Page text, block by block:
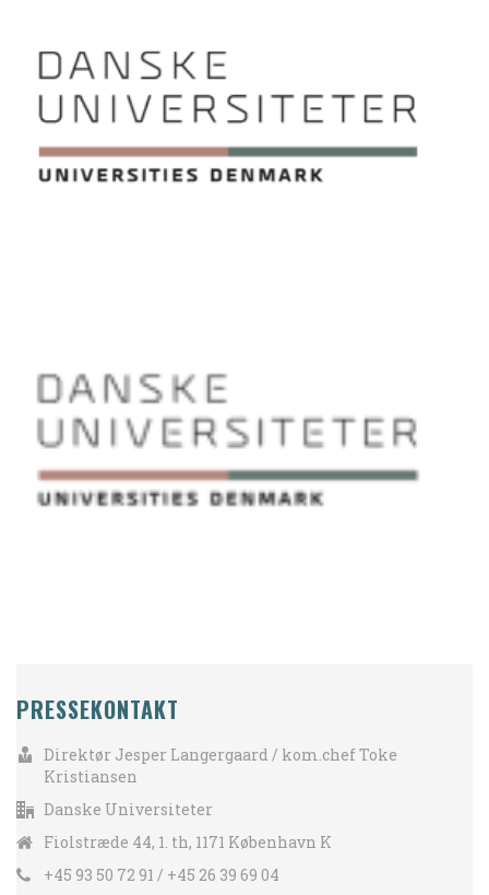
Direktør for Danske Universiteter
PRESSEKONTAKT
Direktør Jesper Langergaard / kom.chef Toke
Kristiansen
Danske Universiteter
Fiolstræde 44, 1. th, 1171 København K
+45 93 50 72 91 / +45 26 39 69 04